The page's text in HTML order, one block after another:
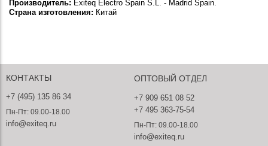
Производитель: Exiteq Electro Spain S.L. - Madrid Spain.
Страна изготовления: Китай
КОНТАКТЫ
+7 (495) 135 86 34
Пн-Пт: 09.00-18.00
info@exiteq.ru
ОПТОВЫЙ ОТДЕЛ
+7 909 651 08 52
+7 495 363-75-54
Пн-Пт: 09.00-18.00
info@exiteq.ru